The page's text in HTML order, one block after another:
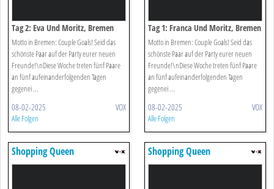
Tag 2: Eva Und Moritz, Bremen
Motto in Bremen: Couple Goals! Seid das
schönste Paar auf der Party eurer neuen
Freunde!\nDiese Woche treten fünf Paare
an fünf aufeinanderfolgenden Tagen
gegenei ...
08-02-2025 VOX
Alle Folgen
Tag 1: Franca Und Moritz, Bremen
Motto in Bremen: Couple Goals! Seid das
schönste Paar auf der Party eurer neuen
Freunde!\nDiese Woche treten fünf Paare
an fünf aufeinanderfolgenden Tagen
gegenei ...
08-02-2025 VOX
Alle Folgen
Shopping Queen Shopping Queen